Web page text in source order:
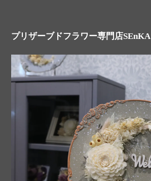
プリザーブドフラワー専門店SEnKA